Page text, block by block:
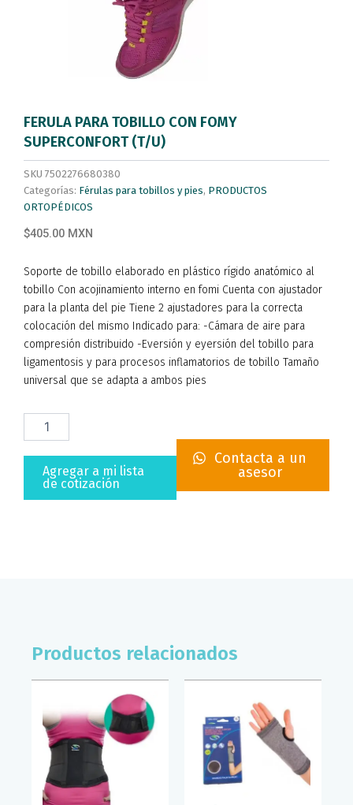
FERULA PARA TOBILLO CON FOMY
SUPERCONFORT (T/U)
SKU 7502276680380
Categorías: Férulas para tobillos y pies, PRODUCTOS
ORTOPÉDICOS
$405.00 MXN
Soporte de tobillo elaborado en plástico rígido anatómico al
tobillo Con acojinamiento interno en fomi Cuenta con ajustador
para la planta del pie Tiene 2 ajustadores para la correcta
colocación del mismo Indicado para: -Cámara de aire para
compresión distribuido -Eversión y eyersión del tobillo para
ligamentosis y para procesos inflamatorios de tobillo Tamaño
universal que se adapta a ambos pies
FERULA
PARA
CON
FOMYAgregar a mi lista
de cotización
Contacta a un
asesor
Productos relacionados